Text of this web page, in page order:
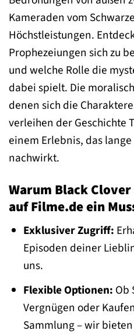
Kameraden vom
Höchstleistungen.
Prophezeiungen sich zu
und welche Rolle die
dabei spielt. Die
denen sich die
verleihen der Geschichte
einem Erlebnis, das
nachwirkt.
Warum Black
auf Filme.de ein
Exklusiver Zugriff:
Episoden deiner
uns.
Flexible Optionen: Ob
Vergnügen oder
Sammlung – wir